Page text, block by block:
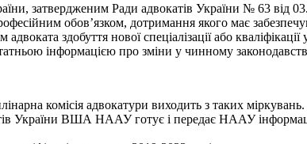
затвердженим Ради адвокатів України № 63 від
обов’язком, дотримання якого має
здобуття нової спеціалізації або
інформацією про зміни у чинному
комісія адвокатури виходить з таких міркувань.
України ВША НААУ готує і передає НААУ